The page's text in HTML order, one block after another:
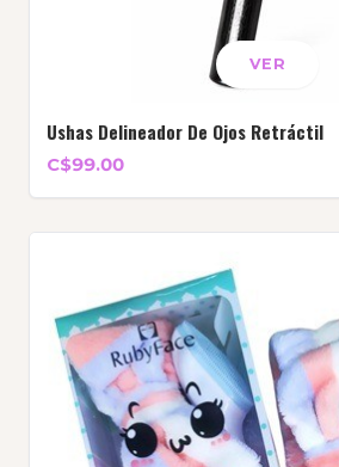
VER
Ushas Delineador De Ojos Retráctil
C$99.00